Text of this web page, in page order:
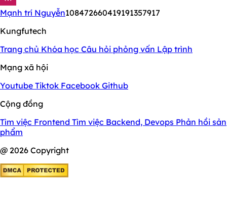
Mạnh trí Nguyễn108472660419191357917
Kungfutech
Trang chủ Khóa học Câu hỏi phỏng vấn Lập trình
Mạng xã hội
Youtube Tiktok Facebook Github
Cộng đồng
Tìm việc Frontend Tìm việc Backend, Devops Phản hồi sản
phẩm
@ 2026 Copyright